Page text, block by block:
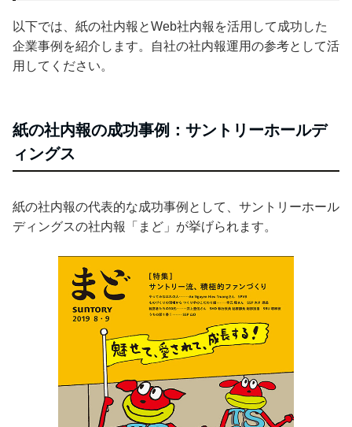
以下では、紙の社内報とWeb社内報を活用して成功した
企業事例を紹介します。自社の社内報運用の参考として活
用してください。
紙の社内報の成功事例：サントリーホールデ
ィングス
紙の社内報の代表的な成功事例として、サントリーホール
ディングスの社内報「まど」が挙げられます。